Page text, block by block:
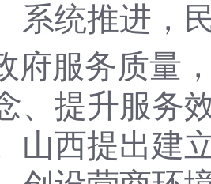
系统推进，
府服务质量
、提升服务
山西提出建